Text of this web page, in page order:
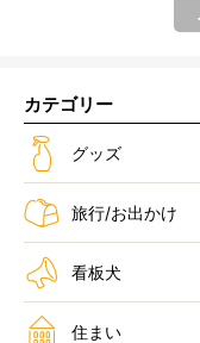
カテゴリー
グッズ
旅行/お出かけ
看板犬
住まい